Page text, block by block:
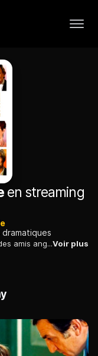
en streaming
Alors que leur hôtel fonctionne très bien, des amis anglais d'âge mûr se retrouvent pour le mariage dans la tradition indienne de leur jeune associé.Voir plus